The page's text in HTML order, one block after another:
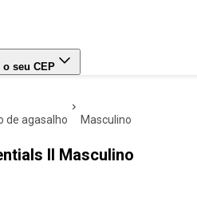
o seu CEP
de agasalho masculino
II Masculino